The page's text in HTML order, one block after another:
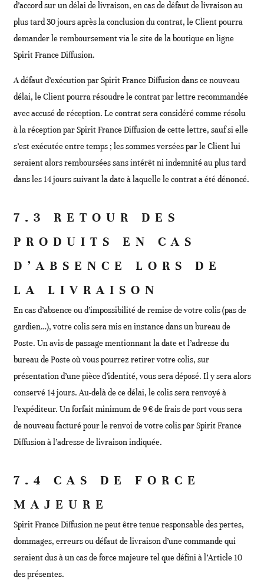
d’accord sur un délai de livraison, en cas de défaut de livraison au
plus tard 30 jours après la conclusion du contrat, le Client pourra
demander le remboursement via le site de la boutique en ligne
Spirit France Diffusion.
A défaut d’exécution par Spirit France Diffusion dans ce nouveau
délai, le Client pourra résoudre le contrat par lettre recommandée
avec accusé de réception. Le contrat sera considéré comme résolu
à la réception par Spirit France Diffusion de cette lettre, sauf si elle
s’est exécutée entre temps ; les sommes versées par le Client lui
seraient alors remboursées sans intérêt ni indemnité au plus tard
dans les 14 jours suivant la date à laquelle le contrat a été dénoncé.
7.3 RETOUR DES
PRODUITS EN CAS
D’ABSENCE LORS DE
LA LIVRAISON
En cas d’absence ou d’impossibilité de remise de votre colis (pas de
gardien…), votre colis sera mis en instance dans un bureau de
Poste. Un avis de passage mentionnant la date et l’adresse du
bureau de Poste où vous pourrez retirer votre colis, sur
présentation d’une pièce d’identité, vous sera déposé. Il y sera alors
conservé 14 jours. Au-delà de ce délai, le colis sera renvoyé à
l’expéditeur. Un forfait minimum de 9 € de frais de port vous sera
de nouveau facturé pour le renvoi de votre colis par Spirit France
Diffusion à l’adresse de livraison indiquée.
7.4 CAS DE FORCE
MAJEURE
Spirit France Diffusion ne peut être tenue responsable des pertes,
dommages, erreurs ou défaut de livraison d’une commande qui
seraient dus à un cas de force majeure tel que défini à l’Article 10
des présentes.